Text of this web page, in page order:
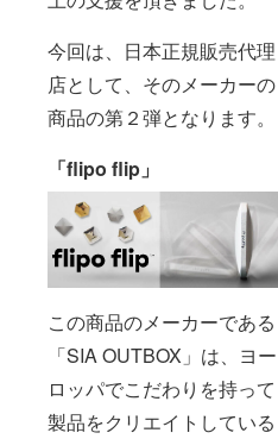
今回は、日本正規販売代理
店として、そのメーカーの
商品の第２弾となります。
「flipo flip」
この商品のメーカーである
「SIA OUTBOX」は、ヨー
ロッパでこだわりを持って
製品をクリエイトしている